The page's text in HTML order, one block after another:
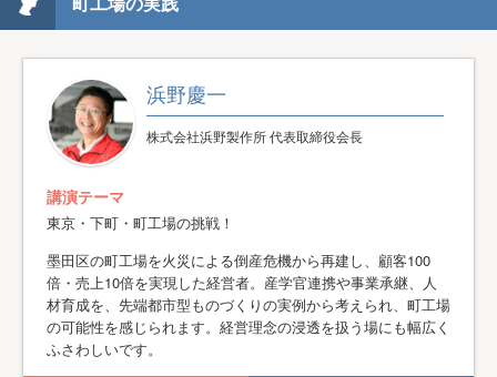
浜野慶一
株式会社浜野製作所 代表取締役会長
講演テーマ
東京・下町・町工場の挑戦！
墨田区の町工場を火災による倒産危機から再建し、顧客100
倍・売上10倍を実現した経営者。産学官連携や事業承継、人
材育成を、先端都市型ものづくりの実例から考えられ、町工場
の可能性を感じられます。経営理念の浸透を扱う場にも幅広く
ふさわしいです。